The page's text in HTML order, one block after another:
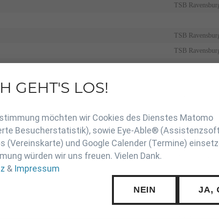
TSB
TSB
TSB
Ehinger
TSV Ertingen
TSB
GEHT'S LOS!
möchten wir Cookies des Dienstes Matomo
Besucherstatistik), sowie Eye-Able®
(Vereinskarte) und Google Calender (Termine)
würden wir uns freuen. Vielen Dank.
& Impressum
NEIN JA,